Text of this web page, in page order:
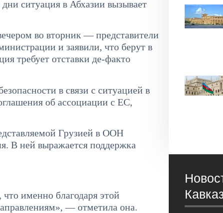
ситуация в Абхазии вызывает
во вторник — представители
и заявили, что берут в
требует отставки де-факто
в связи с ситуацией в
об ассоциации с ЕС,
Грузией в ООН
В ней выражается поддержка
именно благодаря этой
— отметила она.